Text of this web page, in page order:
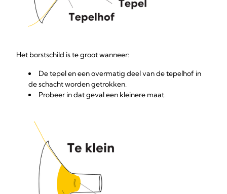
Het borstschild is te groot wanneer:
De tepel en een overmatig deel van de tepelhof in
de schacht worden getrokken.
Probeer in dat geval een kleinere maat.